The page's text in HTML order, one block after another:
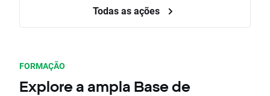
Todas as ações
FORMAÇÃO
Explore a ampla Base de